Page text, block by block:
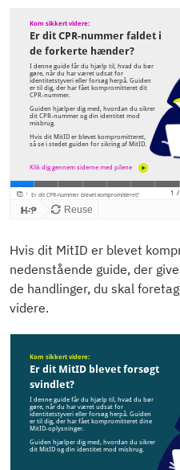
Hvis dit MitID er blevet
nedenstående guide, der
de handlinger, du skal
videre.